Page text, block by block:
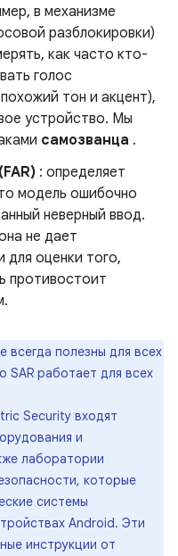
в механизме
разблокировки)
как часто кто-
голос
тон и акцент),
устройство. Мы
самозванца .
: определяет
модель ошибочно
неверный ввод.
не дает
оценки того,
противостоит
всегда полезны для всех
SAR работает для всех
Security входят
и
лаборатории
которые
системы
Android. Эти
инструкции от